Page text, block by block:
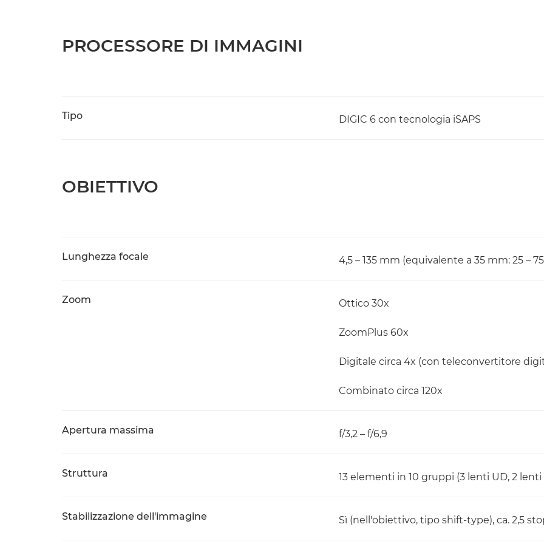
PROCESSORE DI IMMAGINI
Tipo DIGIC 6 con tecnologia iSAPS
OBIETTIVO
Lunghezza focale 4,5 – 135 mm (equivalente a 35 mm: 25 –
Zoom Ottico 30x
ZoomPlus 60x
Digitale circa 4x (con teleconvertitore
Combinato circa 120x
Apertura massima f/3,2 – f/6,9
Struttura 13 elementi in 10 gruppi (3 lenti UD, 2
Stabilizzazione dell'immagine Sì (nell'obiettivo, tipo shift-type), ca. 2,5